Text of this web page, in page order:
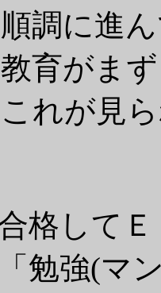
調に進
育がま
れが見
格してＥ
勉強(マ